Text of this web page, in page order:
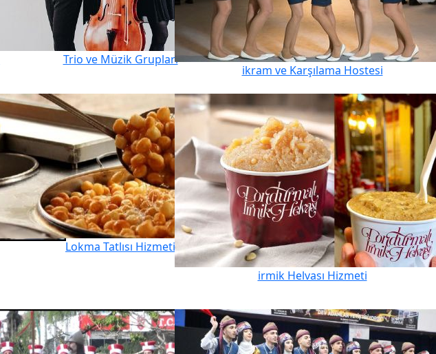
Trio ve Müzik Grupları
ikram ve Karşılama Hostesi
Lokma Tatlısı Hizmeti
irmik Helvası Hizmeti